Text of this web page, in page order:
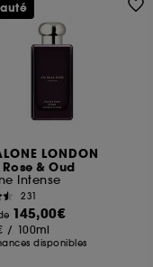
LONDON
& Oud
Intense
231
145,00€
/ 100ml
disponibles